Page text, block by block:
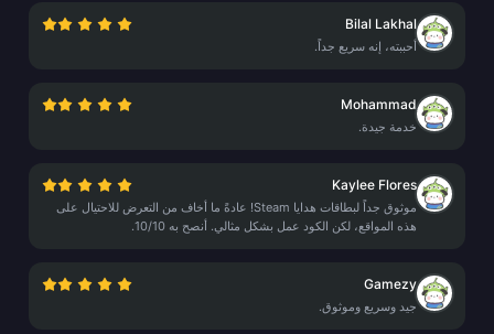
Bilal Lakhal
أحببته، إنه سريع جداً.
Mohammad
خدمة جيدة.
Kaylee Flores
موثوق جداً لبطاقات هدايا Steam! عادةً ما أخاف من التعرض للاحتيال على
هذه المواقع، لكن الكود عمل بشكل مثالي. أنصح به 10/10.
Gamezy
جيد وسريع وموثوق.